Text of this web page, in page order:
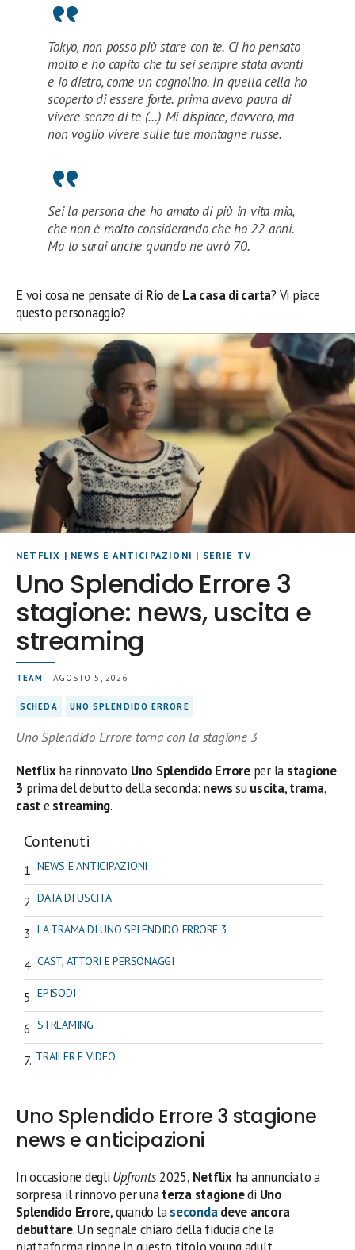
Tokyo, non posso più stare con te. Ci ho pensato
molto e ho capito che tu sei sempre stata avanti
e io dietro, come un cagnolino. In quella cella ho
scoperto di essere forte. prima avevo paura di
vivere senza di te (…) Mi dispiace, davvero, ma
non voglio vivere sulle tue montagne russe.
Sei la persona che ho amato di più in vita mia,
che non è molto considerando che ho 22 anni.
Ma lo sarai anche quando ne avrò 70.
E voi cosa ne pensate di Rio de La casa di carta? Vi piace
questo personaggio?
NETFLIX | NEWS E ANTICIPAZIONI | SERIE TV
Uno Splendido Errore 3
stagione: news, uscita e
streaming
TEAM | AGOSTO 5, 2026
SCHEDA UNO SPLENDIDO ERRORE
Uno Splendido Errore torna con la stagione 3
Netflixha rinnovato Uno Splendido Erroreper la stagione
3 prima del debutto della seconda: newssuuscita,trama,
caste streaming.
Contenuti
NEWS E ANTICIPAZIONI
DATA DI USCITA
LA TRAMA DI UNO SPLENDIDO ERRORE 3
CAST, ATTORI E PERSONAGGI
EPISODI
STREAMING
TRAILER E VIDEO
Uno Splendido Errore 3 stagione
news e anticipazioni
In occasione degli Upfronts2025, Netflixha annunciato a
sorpresa il rinnovo per unaterza stagionedi Uno
Splendido Errore, quando lasecondadeve ancora
debuttare. Un segnale chiaro della fiducia che la